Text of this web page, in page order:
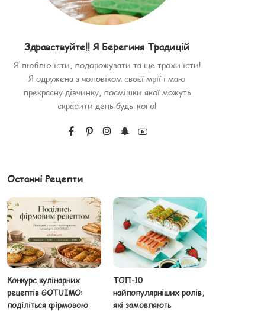
Здравствуйте!! Я Берегиня Традицій
Я люблю їсти, подорожувати та ще трохи їсти!
Я одружена з чоловіком своєї мрії і маю
прекрасну дівчинку, посмішки якої можуть
скрасити день будь-кого!
Останні Рецепти
Конкурс кулінарних
рецептів GOTUIMO:
поділіться фірмовою
ТОП-10
найпопулярніших ролів,
які замовляють